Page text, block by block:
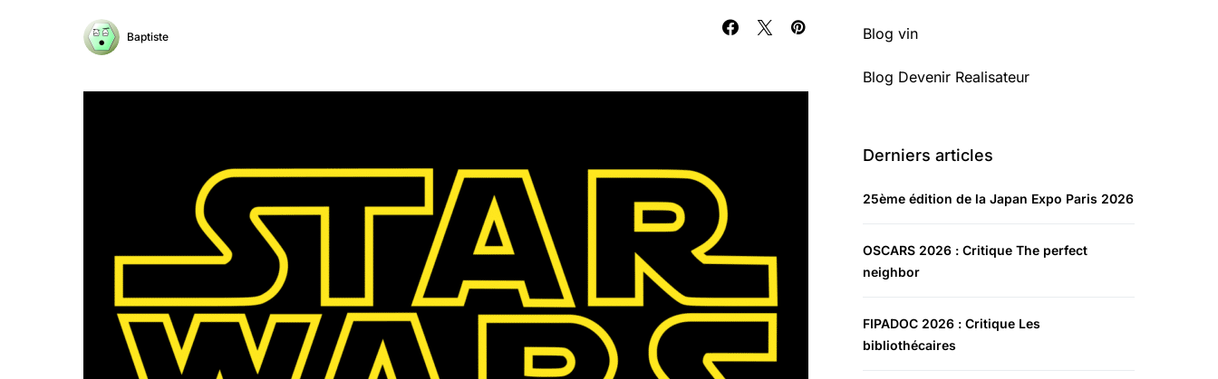
Baptiste Blog vin
Blog Devenir Realisateur
Derniers articles
25ème édition de la Japan Expo Paris 2026
OSCARS 2026 : Critique The perfect
neighbor
FIPADOC 2026 : Critique Les
bibliothécaires